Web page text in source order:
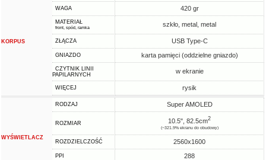
KORPUS
WAGA 420 gr
MATERIAŁ
front, spód, ramka szkło, metal, metal
ZŁĄCZA USB Type-C
GNIAZDO karta pamięci (oddzielne gniazdo)
CZYTNIK LINII
PAPILARNYCH
w ekranie
WIĘCEJ rysik
WYŚWIETLACZ
RODZAJ Super AMOLED
ROZMIAR 10.5", 82.5cm2
(~321.9% ekranu do obudowy)
ROZDZIELCZOŚĆ 2560x1600
PPI 288